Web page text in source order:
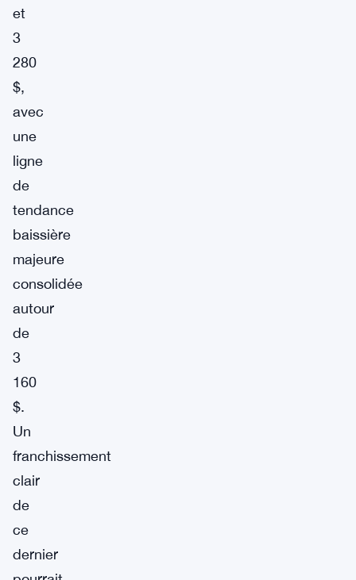
et
3
280
$,
avec
une
ligne
de
tendance
baissière
majeure
consolidée
autour
de
3
160
$.
Un
franchissement
clair
de
ce
dernier